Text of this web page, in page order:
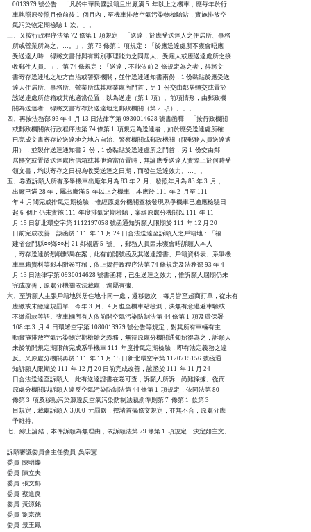
    0013979 號公告：「凡於中華民國設籍且出廠滿 5  年以上之機車，應每年於行
    車執照原發照月份前後 1  個月內，至機車排放空氣污染物檢驗站，實施排放空
    氣污染物定期檢驗 1  次。」。
三、又按行政程序法第 72 條第 1  項規定：「送達，於應受送達人之住居所、事務
    所或營業所為之。…。」、第 73 條第 1  項規定：「於應送達處所不獲會晤應
    受送達人時，得將文書付與有辨別事理能力之同居人、受雇人或應送達處所之接
    收郵件人員。」、第 74 條規定：「送達，不能依前 2  條規定為之者，得將文
    書寄存送達地之地方自治或警察機關，並作送達通知書兩份，1 份黏貼於應受送
    達人住居所、事務所、營業所或其就業處所門首，另 1  份交由鄰居轉交或置於
    該送達處所信箱或其他適當位置，以為送達（第 1  項）。前項情形，由郵政機
    關為送達者，得將文書寄存於送達地之郵政機關（第 2  項）。」。
四、再按法務部 93 年 4  月 13 日法律字第 0930014628 號書函釋：「按行政機關
    或郵政機關依行政程序法第 74 條第 1  項規定為送達者，如於應受送達處所確
    已完成文書寄存於送達地之地方自治、警察機關或郵政機關（限郵務人員送達適
    用），並製作送達通知書 2  份，1 份黏貼於送達處所之門首，另 1  份交由鄰
    居轉交或置於送達處所信箱或其他適當位置時，無論應受送達人實際上於何時受
    領文書，均以寄存之日視為收受送達之日期，而發生送達效力。…」。
五、卷查訴願人所有系爭機車出廠年月為 83 年 2  月、發照年月為 83 年 3  月，
    出廠已滿 28 年，屬出廠滿 5  年以上之機車，本應於 111  年 2  月至 111
    年 4  月間完成排氣定期檢驗，惟經原處分機關查核發現系爭機車已逾應檢驗日
    起 6  個月仍未實施 111  年度排氣定期檢驗，案經原處分機關以 111  年 11
    月 15 日新北環空字第 1112197058 號函通知訴願人限期於 111  年 12 月 20
    日前完成改善，該函於 111  年 11 月 24 日合法送達至訴願人之戶籍地：「福
    建省金門縣○○鄉○○村 21 鄰楊厝 5  號」，郵務人員因未獲會晤訴願人本人
    ，寄存送達於烈嶼郵局在案，此有前開號函及其送達證書、戶籍資料表、系爭機
    車車籍資料等影本附卷可稽，依上揭行政程序法第 74 條規定及法務部 93 年 4
    月 13 日法律字第 0930014628 號書函釋，已生送達之效力，惟訴願人屆期仍未
    完成改善，原處分機關依法裁處，洵屬有據。
六、至訴願人主張戶籍地與居住地非同一處，遷移數次，每月皆至超商打單，從未有
    應繳或未繳違規罰單，今年 3  月、4 月也至機車站檢測，決無有意逃避車驗或
    不繳罰款等語。查車輛所有人依前開空氣污染防制法第 44 條第 1  項及環保署
    108 年 3  月 4  日環署空字第 1080013979 號公告等規定，對其所有車輛有主
    動實施排放空氣污染物定期檢驗之義務，無待原處分機關通知始得為之，訴願人
    未於前開規定期限前完成系爭機車 111  年度排氣定期檢驗，即有法定義務之違
    反。又原處分機關再於 111  年 11 月 15 日新北環空字第 1120715156 號函通
    知訴願人限期於 111  年 12 月 20 日前完成改善，該函於 111  年 11 月 24
    日合法送達至訴願人，此有送達證書在卷可查，訴願人所訴，尚難採據。從而，
    原處分機關以訴願人違反空氣污染防制法第 44 條第 1  項規定，依同法第 80
    條第 3  項及移動污染源違反空氣污染防制法裁罰準則第 7  條第 1  款第 3
    目規定，裁處訴願人 3,000  元罰鍰，揆諸首揭條文規定，並無不合，原處分應
    予維持。
七、綜上論結，本件訴願為無理由，依訴願法第 79 條第 1  項規定，決定如主文。
訴願審議委員會主任委員  吳宗憲
委員  陳明燦
委員  陳立夫
委員  張文郁
委員  蔡進良
委員  黃源銘
委員  劉宗德
委員  景玉鳳